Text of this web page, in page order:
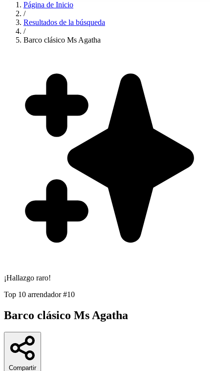
Página de Inicio
/
Resultados de la búsqueda
/
Barco clásico Ms Agatha
¡Hallazgo raro!
Top 10 arrendador#10
Barco clásico Ms Agatha
Compartir